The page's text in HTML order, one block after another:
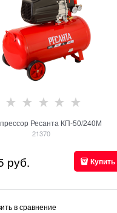
Ресанта КП-50/240М
21370
руб. Купить
в сравнение